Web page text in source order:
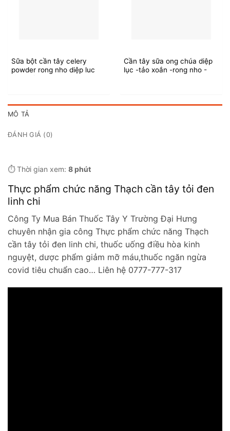
Sữa bột cần tây celery
powder rong nho diệp luc
Cần tây sữa ong chúa diệp
lục -tảo xoắn -rong nho -
MÔ TẢ
ĐÁNH GIÁ (0)
⏱️ Thời gian xem: 8 phút
Thực phẩm chức năng Thạch cần tây tỏi đen
linh chi
Công Ty Mua Bán Thuốc Tây Y Trường Đại Hưng
chuyên nhận gia công Thực phẩm chức năng Thạch
cần tây tỏi đen linh chi, thuốc uống điều hòa kinh
nguyệt, dược phẩm giảm mỡ máu,thuốc ngăn ngừa
covid tiêu chuẩn cao… Liên hệ 0777-777-317